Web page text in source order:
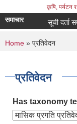
कृषि, पर्यटन र
समाचार सूची दर्ता
You are
Home » प्रतिवेदन
प्रतिवेदन
Has taxonomy